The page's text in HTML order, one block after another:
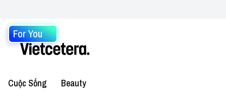
For You
Cuộc Sống Beauty